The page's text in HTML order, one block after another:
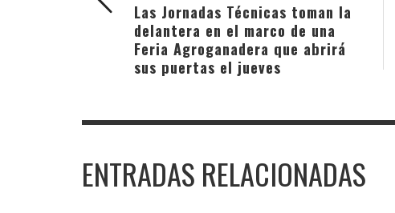
Las Jornadas Técnicas toman la
delantera en el marco de una
Feria Agroganadera que abrirá
sus puertas el jueves
ENTRADAS RELACIONADAS